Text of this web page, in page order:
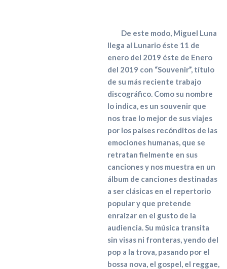
De este modo, Miguel Luna
llega al Lunario éste 11 de
enero del 2019 éste de Enero
del 2019 con “Souvenir”, título
de su más reciente trabajo
discográfico. Como su nombre
lo indica, es un souvenir que
nos trae lo mejor de sus viajes
por los países recónditos de las
emociones humanas, que se
retratan fielmente en sus
canciones y nos muestra en un
álbum de canciones destinadas
a ser clásicas en el repertorio
popular y que pretende
enraizar en el gusto de la
audiencia. Su música transita
sin visas ni fronteras, yendo del
pop a la trova, pasando por el
bossa nova, el gospel, el reggae,